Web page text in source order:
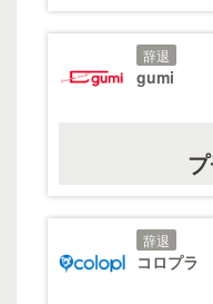
辞退
gumi
辞退
コロプラ